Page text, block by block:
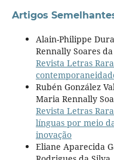
Artigos
Alain-Philippe
Rennally Soares
Revista Letras
Rubén González
Maria Rennally
Revista Letras
línguas por meio
inovação
Eliane Aparecida